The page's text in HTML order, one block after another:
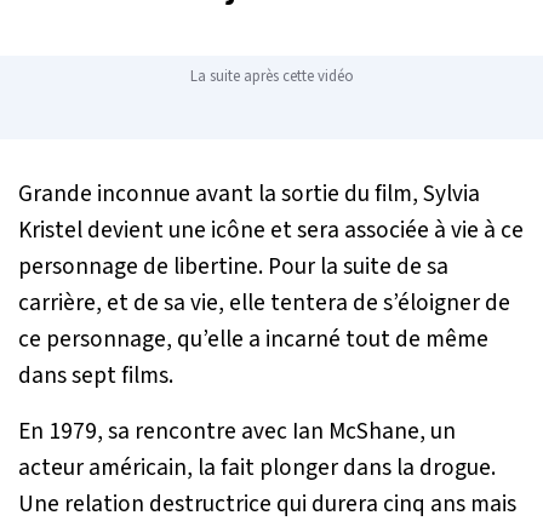
La suite après cette vidéo
Grande inconnue avant la sortie du film, Sylvia
Kristel devient une icône et sera associée à vie à ce
personnage de libertine. Pour la suite de sa
carrière, et de sa vie, elle tentera de s’éloigner de
ce personnage, qu’elle a incarné tout de même
dans sept films.
En 1979, sa rencontre avec Ian McShane, un
acteur américain, la fait plonger dans la drogue.
Une relation destructrice qui durera cinq ans mais